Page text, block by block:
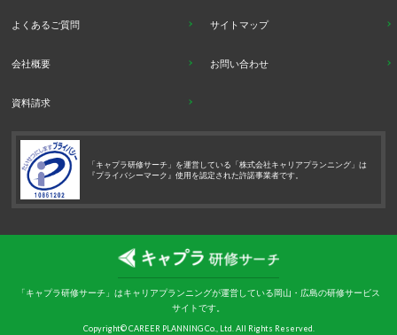
よくあるご質問 サイトマップ
会社概要 お問い合わせ
資料請求
「キャプラ研修サーチ」を運営している「株式会社キャリアプランニング」は
『プライバシーマーク』使用を認定された許諾事業者です。
「キャプラ研修サーチ」はキャリアプランニングが運営している岡山・広島の研修サービス
サイトです。
Copyright© CAREER PLANNING Co., Ltd. All Rights Reserved.